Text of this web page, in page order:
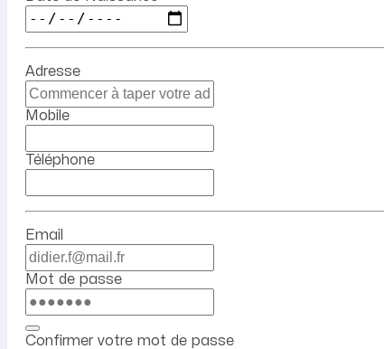
Adresse
Mobile
Téléphone
Email
Mot de passe
Confirmer votre mot de passe